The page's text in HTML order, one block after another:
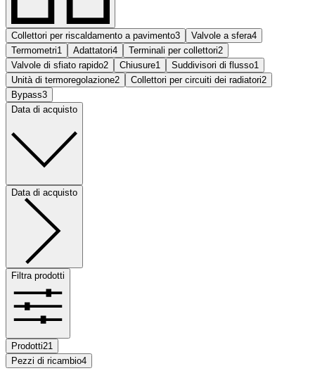
Collettori per riscaldamento a pavimento3 Valvole a sfera4
Termometri1 Adattatori4 Terminali per collettori2
Valvole di sfiato rapido2 Chiusure1 Suddivisori di flusso1
Unità di termoregolazione2 Collettori per circuiti dei radiatori2
Bypass3
Data di acquisto
Data di acquisto
Filtra prodotti
Prodotti21
Pezzi di ricambio4